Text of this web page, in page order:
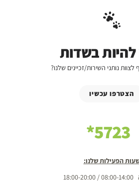
להיות בשדות
נותני השירות/זכיינים שלנו?
הצטרפו עכשיו
5723*
הפעילות שלנו:
20:00